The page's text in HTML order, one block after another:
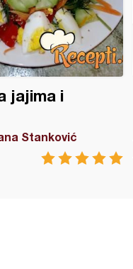
jajima i
Stanković